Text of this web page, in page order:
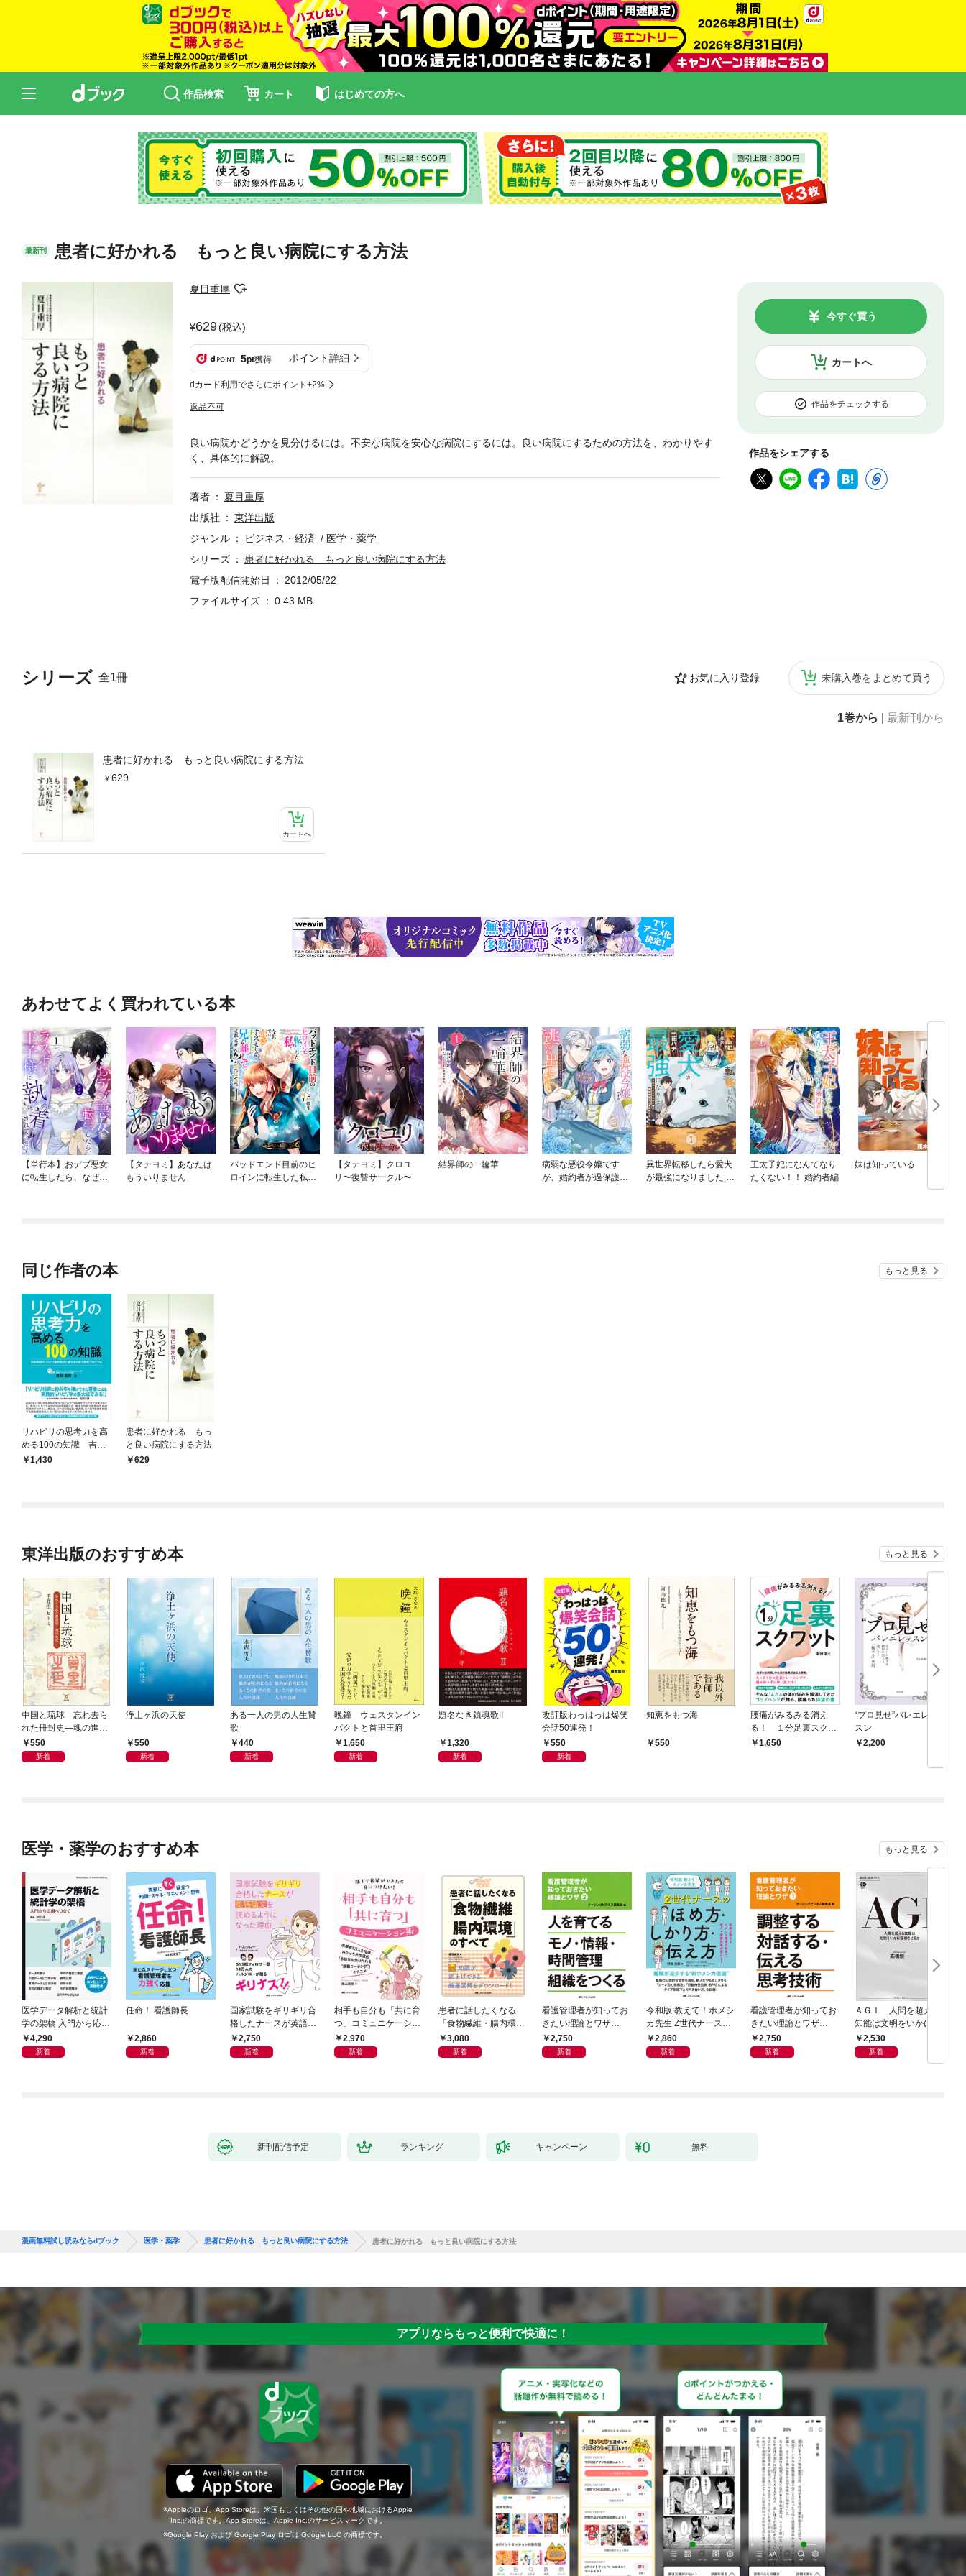
作品検索 カート はじめての方へ
最新刊 患者に好かれる もっと良い病院にする方法
夏目重厚
629(税込)
5pt獲得 ポイント詳細
dカード利用でさらにポイント+2%
返品不可
カートへ
今すぐ買う
作品をチェックする
作品をシェアする
シリーズ 全1冊 お気に入り登録 未購入巻をまとめて買う
1巻から 最新刊から
患者に好かれる もっと良い病院にする方法
629
カートへ
良い病院かどうかを見分けるには。不安な病院を安心な病院にするには。良い病院にするための方法を、わかりやす
く、具体的に解説。
著者
夏目重厚
出版社
東洋出版
ジャンル
ビジネス・経済
医学・薬学
シリーズ
患者に好かれる もっと良い病院にする方法
電子版配信開始日
2012/05/22
ファイルサイズ
0.43 MB
あわせてよく買われている本
【単行本】おデブ悪女
に転生したら、なぜか
【タテヨミ】あなたは
もういりません
バッドエンド目前のヒ
ロインに転生した私、
【タテヨミ】クロユ
リ〜復讐サークル〜
結界師の一輪華
病弱な悪役令嬢です
が、婚約者が過保護す
異世界転移したら愛犬
が最強になりました ～
王太子妃になんてなり
たくない！！ 婚約者編
妹は知っている
同じ作者の本 もっと見る
リハビリの思考力を高
める100の知識 吉田
病院のリハビリ運営指
1,430
患者に好かれる もっ
と良い病院にする方法
629
東洋出版のおすすめ本 もっと見る
中国と琉球 忘れ去ら
れた冊封史―魂の進化
―550
新着
浄土ヶ浜の天使
550
新着
ある一人の男の人生賛
歌
440
新着
晩鐘 ウェスタンイン
パクトと首里王府
1,650
新着
題名なき鎮魂歌Ⅱ
1,320
新着
改訂版わっはっは爆笑
会話50連発！
550
新着
知恵をもつ海
550
腰痛がみるみる消え
る！ １分足裏スクワ
ット1,650
“プロ見せ”バレエレッ
スン
2,200
医学・薬学のおすすめ本 もっと見る
医学データ解析と統計
学の架橋 入門から応用
へつなぐ
4,290
新着
任命！ 看護師長
2,860
新着
国家試験をギリギリ合
格したナースが英語論
文を読めるようになっ
た理由
2,750
新着
相手も自分も「共に育
つ」コミュニケーショ
ン術2,970
新着
患者に話したくなる
「食物繊維・腸内環
境」のすべて
3,080
新着
看護管理者が知ってお
きたい理論とワザ②
人を育てる モノ・情
報・時間管理組織をつ
2,750
新着
令和版 教えて！ホメシ
カ先生 Z世代ナースの
ほめ方・しかり方・伝
え方
2,860
新着
看護管理者が知ってお
きたい理論とワザ①
調整する 対話する・伝
える 思考技術
2,750
新着
ＡＧＩ 人間を超える
知能は文明をいかに変
容させるか
2,530
新着
新刊配信予定 ランキング キャンペーン 無料
漫画無料試し読みならdブック 医学・薬学 患者に好かれる もっと良い病院にする方法 患者に好かれる もっと良い病院にする方法
アプリならもっと便利で快適に！
Appleのロゴ、App Storeは、米国もしくはその他の国や地域におけるApple
Inc.の商標です。App Storeは、Apple Inc.のサービスマークです。
Google Play および Google Play ロゴは Google LLC の商標です。